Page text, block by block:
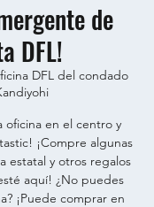
de
DFL!
DFL del condado
oficina en el centro y
¡Compre algunas
estatal y otros regalos
aquí! ¿No puedes
¡Puede comprar en